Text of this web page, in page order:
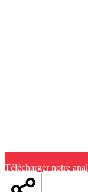
Télécharger notre